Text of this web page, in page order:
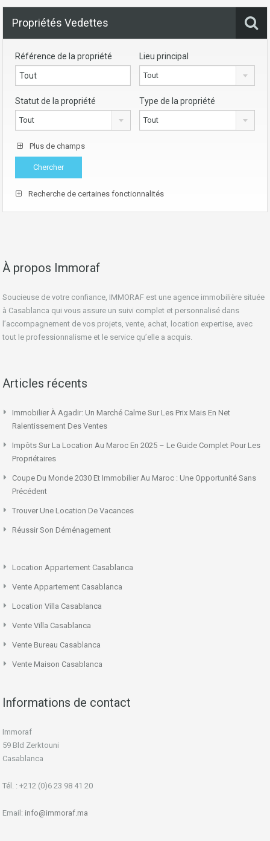
Propriétés Vedettes
Référence de la propriété Lieu principal
Tout
Statut de la propriété
Tout
Type de la propriété
Tout
Plus de champs
Recherche de certaines fonctionnalités
À propos Immoraf
Soucieuse de votre confiance, IMMORAF est une agence immobilière située
à Casablanca qui vous assure un suivi complet et personnalisé dans
l’accompagnement de vos projets, vente, achat, location expertise, avec
tout le professionnalisme et le service qu’elle a acquis.
Articles récents
Immobilier À Agadir: Un Marché Calme Sur Les Prix Mais En Net
Ralentissement Des Ventes
Impôts Sur La Location Au Maroc En 2025 – Le Guide Complet Pour Les
Propriétaires
Coupe Du Monde 2030 Et Immobilier Au Maroc : Une Opportunité Sans
Précédent
Trouver Une Location De Vacances
Réussir Son Déménagement
Location Appartement Casablanca
Vente Appartement Casablanca
Location Villa Casablanca
Vente Villa Casablanca
Vente Bureau Casablanca
Vente Maison Casablanca
Informations de contact
Immoraf
59 Bld Zerktouni
Casablanca
Tél. : +212 (0)6 23 98 41 20
Email: info@immoraf.ma